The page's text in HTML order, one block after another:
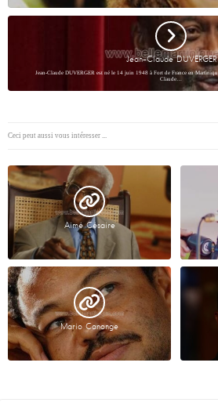
Jean-Claude DUVERGER
Jean-Claude DUVERGER est né le 14 juin 1948 à Fort de France en
Claude…
Ceci peut aussi vous intéresser ...
Aimé Césaire
Mario Canonge